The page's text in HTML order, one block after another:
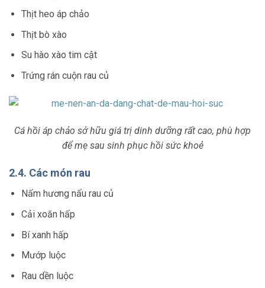
Thịt heo áp chảo
Thịt bò xào
Su hào xào tim cật
Trứng rán cuộn rau củ
Cá hồi áp chảo sở hữu giá trị dinh dưỡng rất cao, phù hợp
để mẹ sau sinh phục hồi sức khoẻ
2.4. Các món rau
Nấm hương nấu rau củ
Cải xoăn hấp
Bí xanh hấp
Mướp luộc
Rau dền luộc